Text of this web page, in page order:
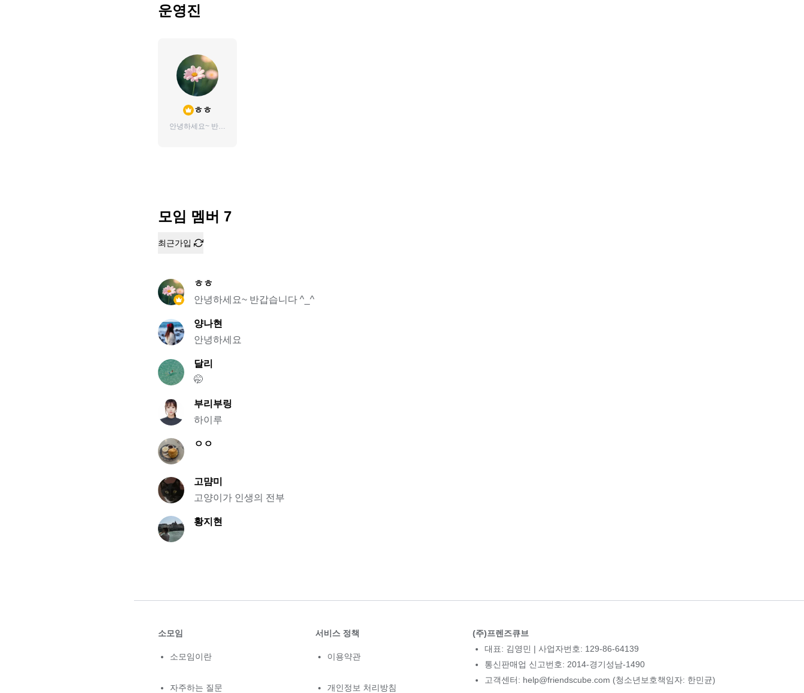
운영진
ㅎㅎ
안녕하세요~ 반갑
모임 멤버 7
최근가입
ㅎㅎ
안녕하세요~ 반갑습니다 ^_^
양나현
안녕하세요
달리
🤭
부리부링
하이루
ㅇㅇ
고먐미
고양이가 인생의 전부
황지현
소모임
소모임이란
자주하는 질문
서비스 정책
이용약관
개인정보 처리방침
(주)프렌즈큐브
대표: 김영민 | 사업자번호: 129-86-64139
통신판매업 신고번호: 2014-경기성남-1490
고객센터: help@friendscube.com (청소년보호책임자: 한민균)